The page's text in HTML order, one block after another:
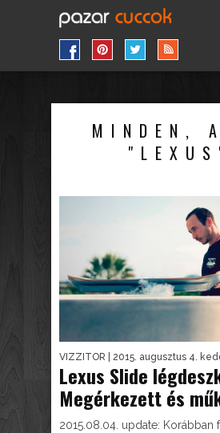
MINDEN,
VIZZITOR | 2015. augusztus 4.
Lexus Slide
Megérkezett és
2015.08.04. update: Korábban